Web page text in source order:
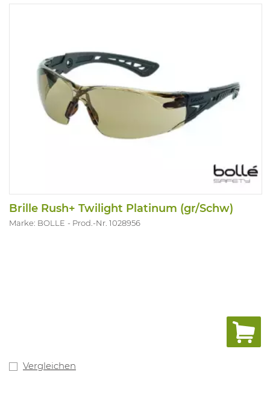
Brille Rush+ Twilight Platinum (gr/Schw)
Marke: BOLLE Prod.-Nr. 1028956
Vergleichen